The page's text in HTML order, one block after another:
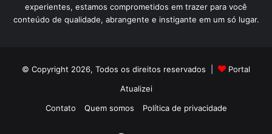
experientes, estamos comprometidos em trazer para você
conteúdo de qualidade, abrangente e instigante em um só lugar.
© Copyright 2026, Todos os direitos reservados |
Portal
Atualizei
Contato
Quem somos Política de privacidade